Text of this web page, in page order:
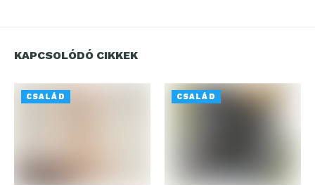
KAPCSOLÓDÓ CIKKEK
CSALÁD CSALÁD